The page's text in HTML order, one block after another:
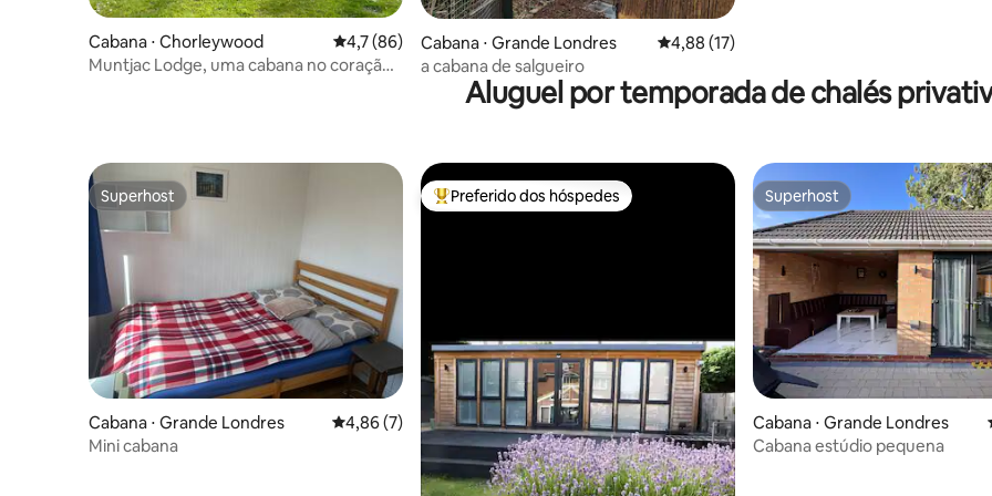
Cabana ⋅ Chorleywood 4,7 de uma avaliação média de 5, 86 avaliações
4,7 (86)
Muntjac Lodge, uma cabana no coração
Cabana ⋅ Grande Londres 4,88 de uma avaliação média de 5, 17
4,88 (17)
a cabana de salgueiro
Aluguel por temporada de chalés
Superhost
Superhost
Cabana ⋅ Grande Londres 4,86 de uma avaliação média de 5, 7 avaliações
4,86 (7)
Mini cabana
Entre os melhores preferidos dos hóspedes
Preferido dos hóspedes Superhost
Superhost
Cabana ⋅ Grande Londres
Cabana estúdio pequena